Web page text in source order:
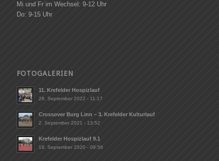
Mi und Fr im Wechsel: 9-12 Uhr
Do: 9-15 Uhr
FOTOGALERIEN
11. Krefelder Hospizlauf
28. September 2022 - 11:17
Crossover Burg Linn – 3. Krefelder Kulturlauf
2. September 2021 - 13:52
Krefelder Hospizlauf 9.1
18. September 2020 - 09:56